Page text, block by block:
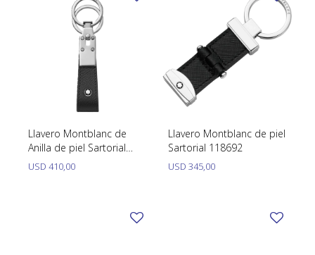
Llavero Montblanc de
Anilla de piel Sartorial
130747
USD 410,00
Llavero Montblanc de piel
Sartorial 118692
USD 345,00